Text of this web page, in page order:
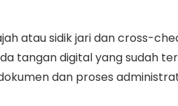
atau sidik jari dan cross-
tangan digital yang sudah
dan proses